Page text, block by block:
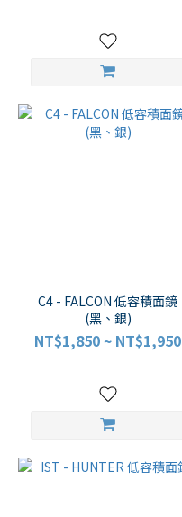
C4 - FALCON 低容積面鏡
(黑、銀)
NT$1,850 ~ NT$1,950